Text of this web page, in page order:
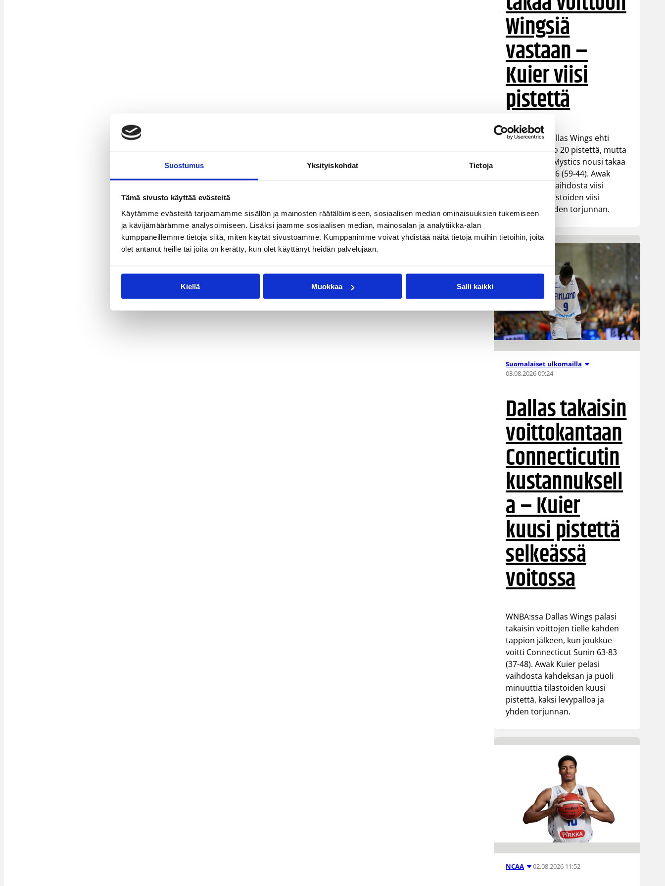
Suostumus Yksityiskohdat Tietoja
Tämä sivusto käyttää evästeitä
Käytämme evästeitä tarjoamamme sisällön ja mainosten räätälöimiseen, sosiaalisen median ominaisuuksien tukemiseen
ja kävijämäärämme analysoimiseen. Lisäksi jaamme sosiaalisen median, mainosalan ja analytiikka-alan
kumppaneillemme tietoja siitä, miten käytät sivustoamme. Kumppanimme voivat yhdistää näitä tietoja muihin tietoihin, joita
olet antanut heille tai joita on kerätty, kun olet käyttänyt heidän palvelujaan.
Kiellä Muokkaa Salli kaikki
Wingsiä
vastaan –
Kuier viisi
pistettä
WNBA:ssa Dallas Wings ehti
johtaa peliä jo 20 pistettä, mutta
Washington Mystics nousi takaa
voittoon 92-96 (59-44). Awak
Kuier pelasi vaihdosta viisi
minuuttia tilastoiden viisi
pistettä ja yhden torjunnan.
Suomalaiset ulkomailla
03.08.2026 09:24
Dallas takaisin
voittokantaan
Connecticutin
kustannuksell
a – Kuier
kuusi pistettä
selkeässä
voitossa
WNBA:ssa Dallas Wings palasi
takaisin voittojen tielle kahden
tappion jälkeen, kun joukkue
voitti Connecticut Sunin 63-83
(37-48). Awak Kuier pelasi
vaihdosta kahdeksan ja puoli
minuuttia tilastoiden kuusi
pistettä, kaksi levypalloa ja
yhden torjunnan.
NCAA 02.08.2026 11:52